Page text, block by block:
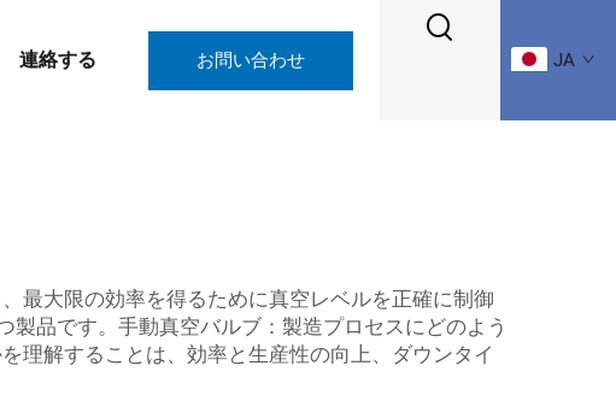
連絡する お問い合わせ JA
最大限の効率を得るために真空レベルを正確に制御
製品です。手動真空バルブ：製造プロセスにどのよう
理解することは、効率と生産性の向上、ダウンタイ